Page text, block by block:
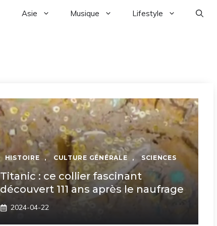
Asie Musique Lifestyle
HISTOIRE , CULTURE GÉNÉRALE , SCIENCES
Titanic : ce collier fascinant
découvert 111 ans après le naufrage
2024-04-22